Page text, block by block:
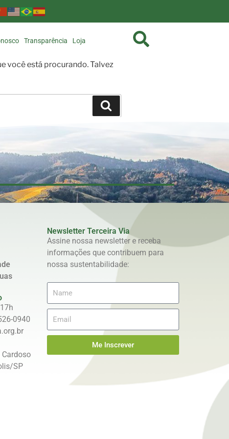
Transparência Loja
você está procurando. Talvez
0940
Cardoso
SP
Newsletter Terceira Via
Assine nossa newsletter e receba
informações que contribuem para
nossa sustentabilidade:
Me Inscrever